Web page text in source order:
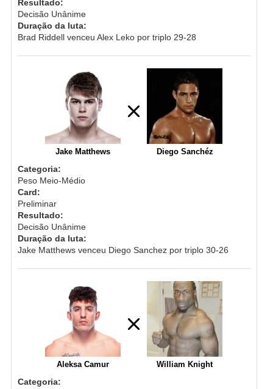
Resultado:
Decisão Unânime
Duração da luta:
Brad Riddell venceu Alex Leko por triplo 29-28
Jake Matthews Diego Sanchéz
Categoria:
Peso Meio-Médio
Card:
Preliminar
Resultado:
Decisão Unânime
Duração da luta:
Jake Matthews venceu Diego Sanchez por triplo 30-26
Aleksa Camur William Knight
Categoria: